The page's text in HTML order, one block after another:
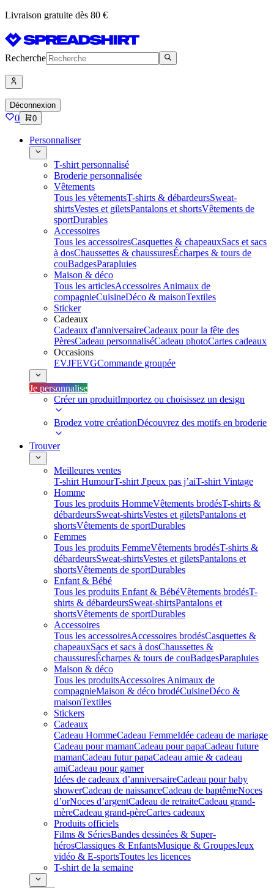
Livraison gratuite dès 80 €
Recherche
Déconnexion
0 0
Personnaliser
T-shirt personnalisé
Broderie personnalisée
Vêtements
Tous les vêtementsT-shirts & débardeursSweat-
shirtsVestes et giletsPantalons et shortsVêtements de
sportDurables
Accessoires
Tous les accessoiresCasquettes & chapeauxSacs et sacs
à dosChaussettes & chaussuresÉcharpes & tours de
couBadgesParapluies
Maison & déco
Tous les articlesAccessoires Animaux de
compagnieCuisineDéco & maisonTextiles
Sticker
Cadeaux
Cadeaux d'anniversaireCadeaux pour la fête des
PèresCadeau personnaliséCadeau photoCartes cadeaux
Occasions
EVJFEVGCommande groupée
Je personnalise
Créer un produitImportez ou choisissez un design
Brodez votre créationDécouvrez des motifs en broderie
Trouver
Meilleures ventes
T-shirt HumourT-shirt J'peux pas j’aiT-shirt Vintage
Homme
Tous les produits HommeVêtements brodésT-shirts &
débardeursSweat-shirtsVestes et giletsPantalons et
shortsVêtements de sportDurables
Femmes
Tous les produits FemmeVêtements brodésT-shirts &
débardeursSweat-shirtsVestes et giletsPantalons et
shortsVêtements de sportDurables
Enfant & Bébé
Tous les produits Enfant & BébéVêtements brodésT-
shirts & débardeursSweat-shirtsPantalons et
shortsVêtements de sportDurables
Accessoires
Tous les accessoiresAccessoires brodésCasquettes &
chapeauxSacs et sacs à dosChaussettes &
chaussuresÉcharpes & tours de couBadgesParapluies
Maison & déco
Tous les produitsAccessoires Animaux de
compagnieMaison & déco brodéCuisineDéco &
maisonTextiles
Stickers
Cadeaux
Cadeau HommeCadeau FemmeIdée cadeau de mariage​
Cadeau pour mamanCadeau pour papaCadeau future
mamanCadeau futur papaCadeau amie & cadeau
amiCadeau pour gamer
Idées de cadeaux d’anniversaireCadeau pour baby
showerCadeau de naissanceCadeau de baptêmeNoces
d’orNoces d’argentCadeau de retraiteCadeau grand-
mèreCadeau grand-pèreCartes cadeaux
Produits officiels
Films & SériesBandes dessinées & Super-
hérosClassiques & EnfantsMusique & GroupesJeux
vidéo & E-sportsToutes les licences
T-shirt de la semaine